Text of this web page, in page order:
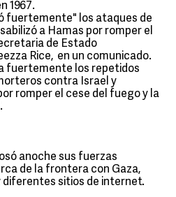
1967.
fuertemente" los ataques de
a Hamas por romper el
de Estado
Rice, en un comunicado.
fuertemente los repetidos
contra Israel y
romper el cese del fuego y la
anoche sus fuerzas
de la frontera con Gaza,
diferentes sitios de internet.